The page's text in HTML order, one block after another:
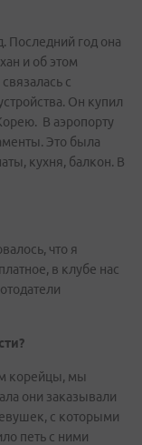
Последний год она
и об этом
с
Он купил
В аэропорту
Это была
кухня, балкон. В
что я
в клубе нас
корейцы, мы
они заказывали
с которыми
петь с ними